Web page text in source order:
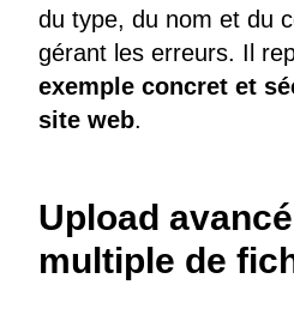
du type, du nom et du
gérant les erreurs. Il
exemple concret et
site web.
Upload
multiple de